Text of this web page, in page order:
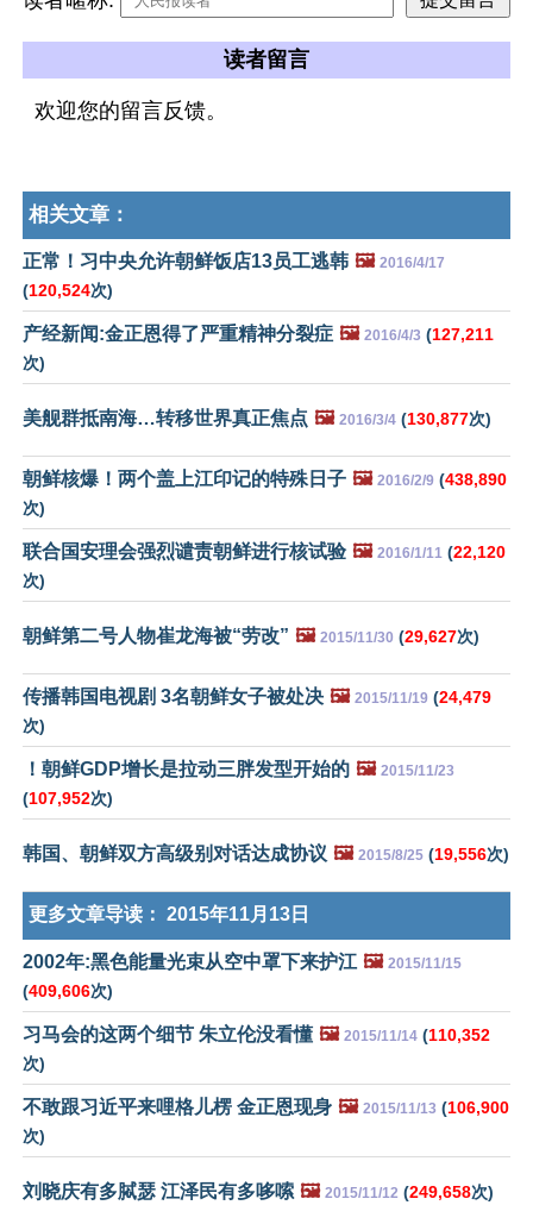
读者留言
欢迎您的留言反馈。
相关文章：
正常！习中央允许朝鲜饭店13员工逃韩 🖼️ 2016/4/17
(120,524次)
产经新闻:金正恩得了严重精神分裂症 🖼️ 2016/4/3 (127,211
次)
美舰群抵南海…转移世界真正焦点 🖼️ 2016/3/4 (130,877次)
朝鲜核爆！两个盖上江印记的特殊日子 🖼️ 2016/2/9 (438,890
次)
联合国安理会强烈谴责朝鲜进行核试验 🖼️ 2016/1/11 (22,120
次)
朝鲜第二号人物崔龙海被“劳改” 🖼️ 2015/11/30 (29,627次)
传播韩国电视剧 3名朝鲜女子被处决 🖼️ 2015/11/19 (24,479
次)
！朝鲜GDP增长是拉动三胖发型开始的 🖼️ 2015/11/23
(107,952次)
韩国、朝鲜双方高级别对话达成协议 🖼️ 2015/8/25 (19,556次)
更多文章导读： 2015年11月13日
2002年:黑色能量光束从空中罩下来护江 🖼️ 2015/11/15
(409,606次)
习马会的这两个细节 朱立伦没看懂 🖼️ 2015/11/14 (110,352
次)
不敢跟习近平来哩格儿楞 金正恩现身 🖼️ 2015/11/13 (106,900
次)
刘晓庆有多脦瑟 江泽民有多哆嗦 🖼️ 2015/11/12 (249,658次)